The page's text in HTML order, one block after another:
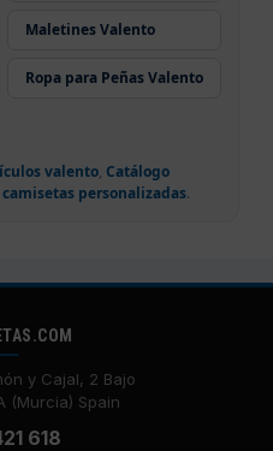
Maletines Valento
Ropa para Peñas Valento
valento, Catálogo
personalizadas.
y Cajal, 2 Bajo
(Murcia) Spain
618